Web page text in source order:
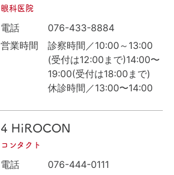
眼科医院
電話
076-433-8884
営業時間
診察時間／10:00～13:00
(受付は12:00まで)14:00〜
19:00(受付は18:00まで)
休診時間／13:00〜14:00
4HiROCON
コンタクト
電話
076-444-0111